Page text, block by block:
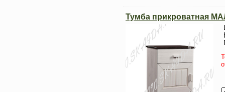
Тумба прикроватная